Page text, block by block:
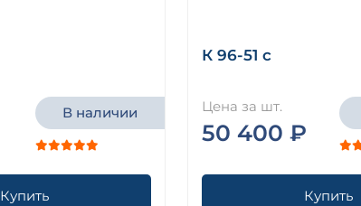
В наличии
Купить
К 96-51 с
Цена за шт.
50 400 ₽
Купить